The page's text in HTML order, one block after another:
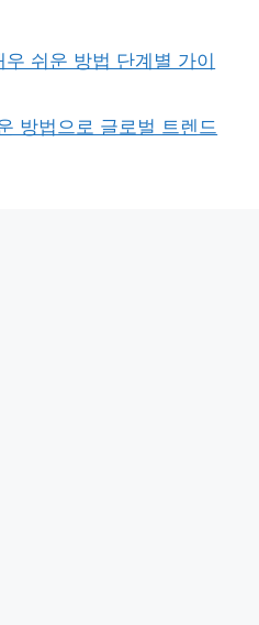
쉬운 방법 단계별 가이
방법으로 글로벌 트렌드